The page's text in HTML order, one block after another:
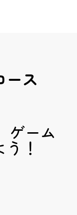
ース
ゲーム
！